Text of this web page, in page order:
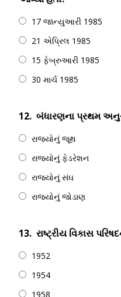
17 જાન્યુઆરી 1985
21 એપ્રિલ 1985
15 ફેબ્રુઆરી 1985
30 માર્ચ 1985
12. બંધારણના પ્રથમ
રાજ્યોનું જૂથ
રાજ્યોનું ફેડરેશન
રાજ્યોનું સંઘ
રાજ્યોનું જોડાણ
13. રાષ્ટ્રીય વિકાસ
1952
1954
1958